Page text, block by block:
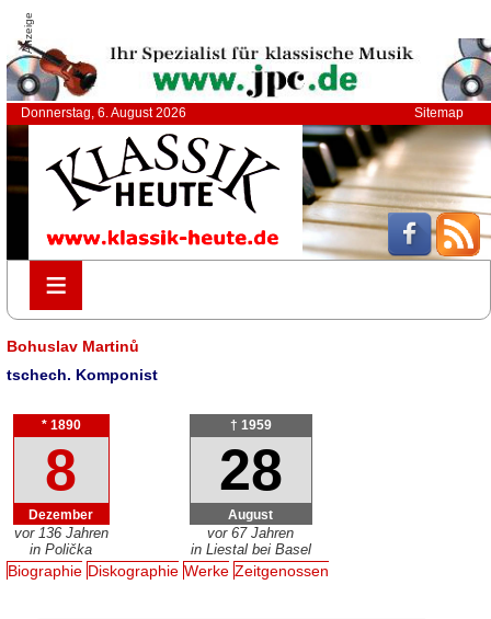
Anzeige
Donnerstag, 6. August 2026 Sitemap
≡
≡
Bohuslav Martinů
tschech. Komponist
* 1890
8
Dezember
vor 136 Jahren
in Polička
† 1959
28
August
vor 67 Jahren
in Liestal bei Basel
Biographie Diskographie Werke Zeitgenossen